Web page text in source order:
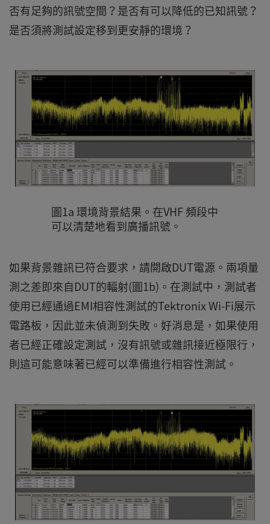
否有足夠的訊號空間？是否有可以降低的已知訊號？
是否須將測試設定移到更安靜的環境？
圖1a 環境背景結果。在VHF 頻段中
可以清楚地看到廣播訊號。
如果背景雜訊已符合要求，請開啟DUT電源。兩項量
測之差即來自DUT的輻射(圖1b)。在測試中，測試者
使用已經通過EMI相容性測試的Tektronix Wi-Fi展示
電路板，因此並未偵測到失敗。好消息是，如果使用
者已經正確設定測試，沒有訊號或雜訊接近極限行，
則這可能意味著已經可以準備進行相容性測試。